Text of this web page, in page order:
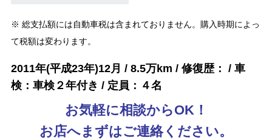
※ 総支払額には自動車税は含まれておりません。購入時期によっ
て税額は変わります。
2011年(平成23年)12月 / 8.5万km / 修復歴： / 車
検：車検２年付き / 定員：４名
お気軽に相談からOK！
お店へまずはご連絡ください。